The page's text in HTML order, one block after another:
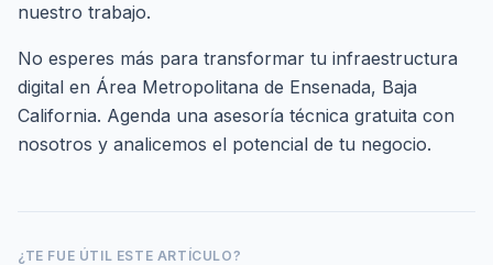
nuestro trabajo.
No esperes más para transformar tu infraestructura
digital en Área Metropolitana de Ensenada, Baja
California. Agenda una asesoría técnica gratuita con
nosotros y analicemos el potencial de tu negocio.
¿TE FUE ÚTIL ESTE ARTÍCULO?